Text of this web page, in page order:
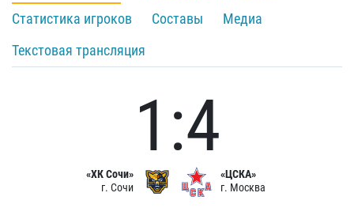
Статистика игроков
Составы
Медиа
Текстовая трансляция
«ХК Сочи»
г. Сочи
1:4
«ЦСКА»
г. Москва